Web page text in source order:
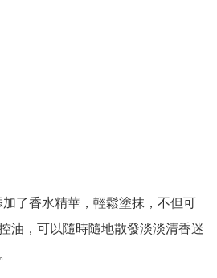
了香水精華，輕鬆塗抹，不但可
油，可以隨時隨地散發淡淡清香迷